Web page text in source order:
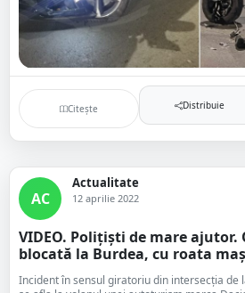
Citește Distribuie
AC
Actualitate
12 aprilie 2022
VIDEO. Polițiști de mare ajutor.
blocată la Burdea, cu roata
Incident în sensul giratoriu din intersecția de